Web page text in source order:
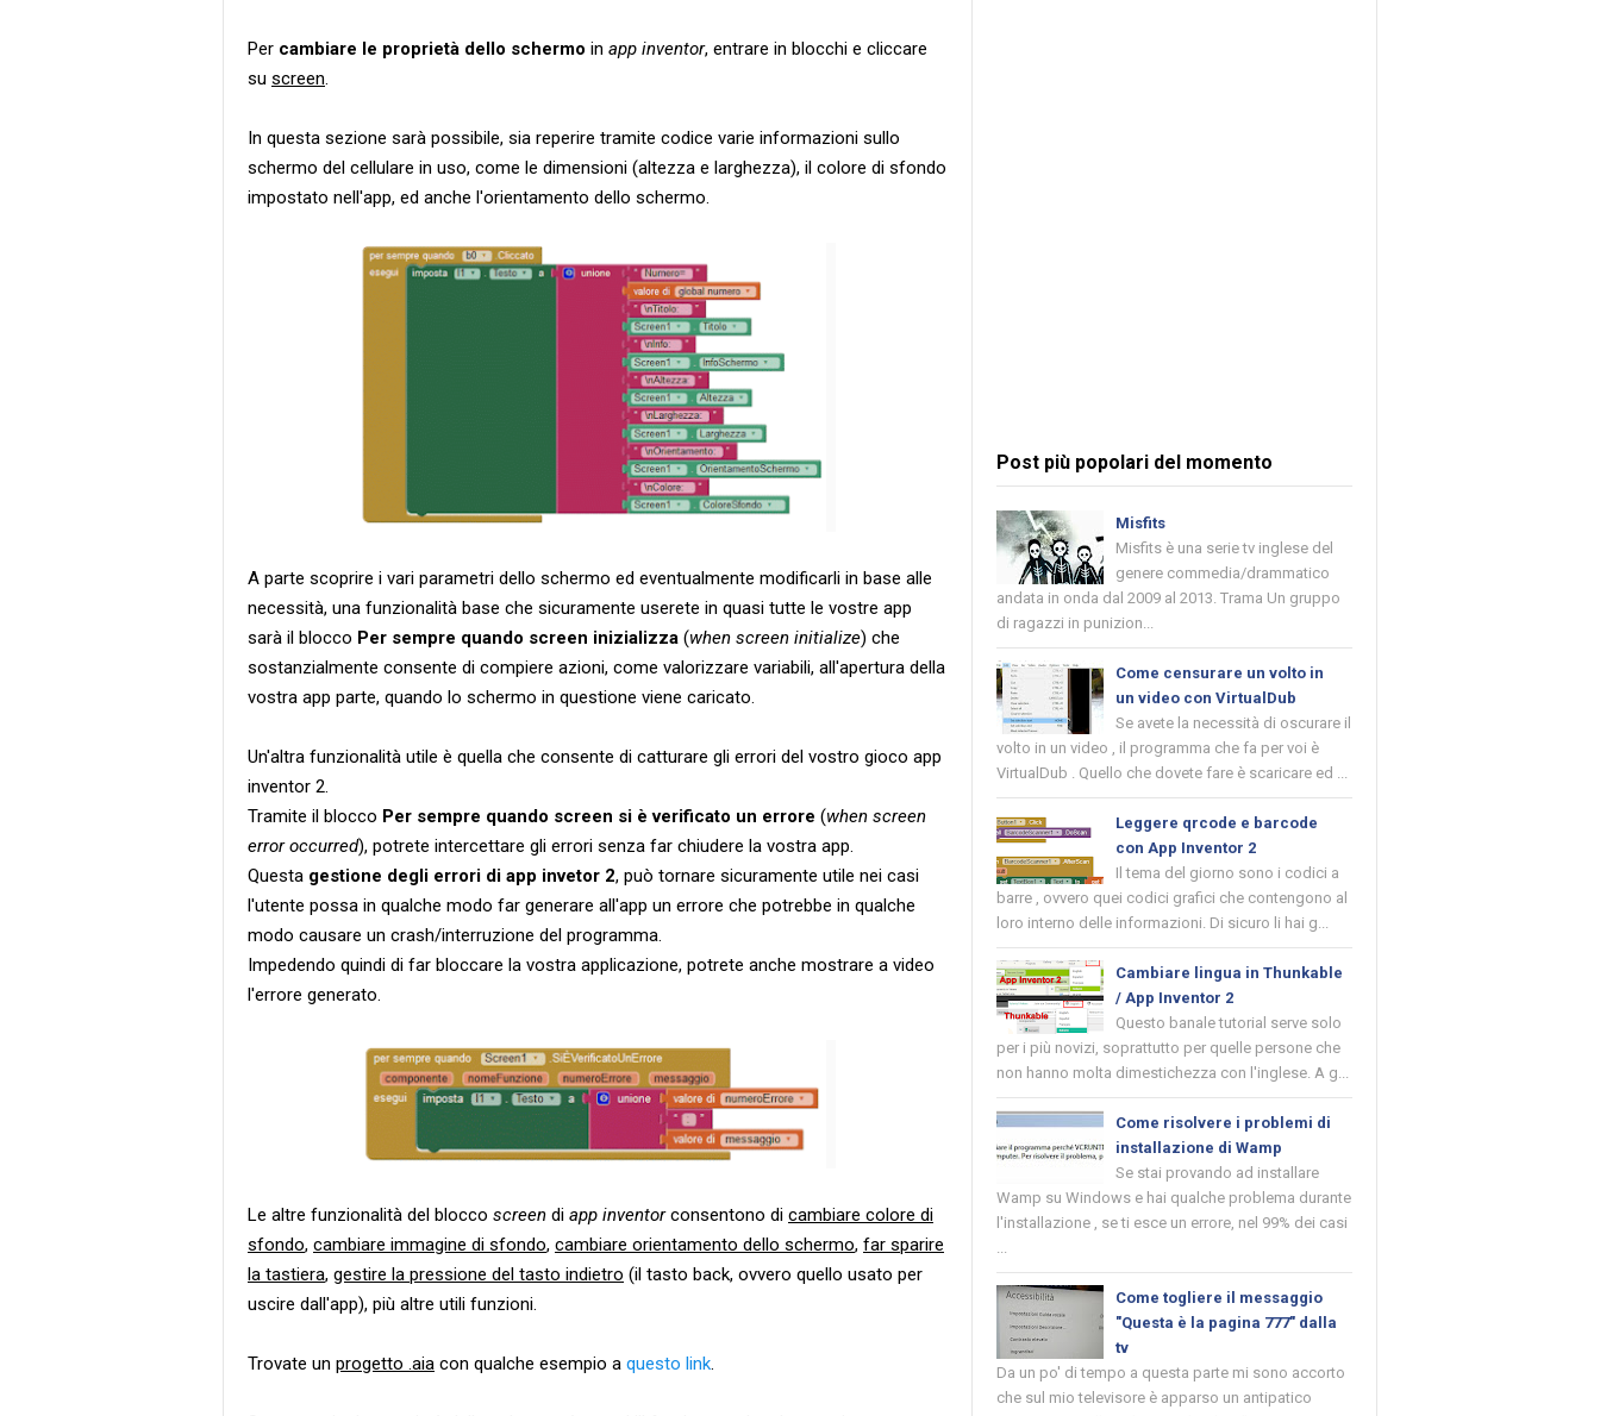
Per cambiare le proprietà dello schermo in app inventor, entrare in blocchi e cliccare
su screen.
In questa sezione sarà possibile, sia reperire tramite codice varie informazioni sullo
schermo del cellulare in uso, come le dimensioni (altezza e larghezza), il colore di sfondo
impostato nell'app, ed anche l'orientamento dello schermo.
A parte scoprire i vari parametri dello schermo ed eventualmente modificarli in base alle
necessità, una funzionalità base che sicuramente userete in quasi tutte le vostre app
sarà il blocco Per sempre quando screen inizializza (when screen initialize) che
sostanzialmente consente di compiere azioni, come valorizzare variabili, all'apertura della
vostra app parte, quando lo schermo in questione viene caricato.
Un'altra funzionalità utile è quella che consente di catturare gli errori del vostro gioco app
inventor 2.
Tramite il blocco Per sempre quando screen si è verificato un errore (when screen
error occurred), potrete intercettare gli errori senza far chiudere la vostra app.
Questa gestione degli errori di app invetor 2, può tornare sicuramente utile nei casi
l'utente possa in qualche modo far generare all'app un errore che potrebbe in qualche
modo causare un crash/interruzione del programma.
Impedendo quindi di far bloccare la vostra applicazione, potrete anche mostrare a video
l'errore generato.
Le altre funzionalità del blocco screen di app inventorconsentono di cambiare colore di
sfondo, cambiare immagine di sfondo, cambiare orientamento dello schermo, far sparire
la tastiera, gestire la pressione del tasto indietro (il tasto back, ovvero quello usato per
uscire dall'app), più altre utili funzioni.
Trovate un progetto .aia con qualche esempio a questo link.
Post più popolari del momento
Misfits
Misfits è una serie tv inglese del
genere commedia/drammatico
andata in onda dal 2009 al 2013. Trama Un gruppo
di ragazzi in punizion...
Come censurare un volto in
un video con VirtualDub
Se avete la necessità di oscurare il
volto in un video , il programma che fa per voi è
VirtualDub . Quello che dovete fare è scaricare ed ...
Leggere qrcode e barcode
con App Inventor 2
Il tema del giorno sono i codici a
barre , ovvero quei codici grafici che contengono al
loro interno delle informazioni. Di sicuro li hai g...
Cambiare lingua in Thunkable
/ App Inventor 2
Questo banale tutorial serve solo
per i più novizi, soprattutto per quelle persone che
non hanno molta dimestichezza con l'inglese. A g...
Come risolvere i problemi di
installazione di Wamp
Se stai provando ad installare
Wamp su Windows e hai qualche problema durante
l'installazione , se ti esce un errore, nel 99% dei casi
...
Come togliere il messaggio
"Questa è la pagina 777" dalla
tv
Da un po' di tempo a questa parte mi sono accorto
che sul mio televisore è apparso un antipatico